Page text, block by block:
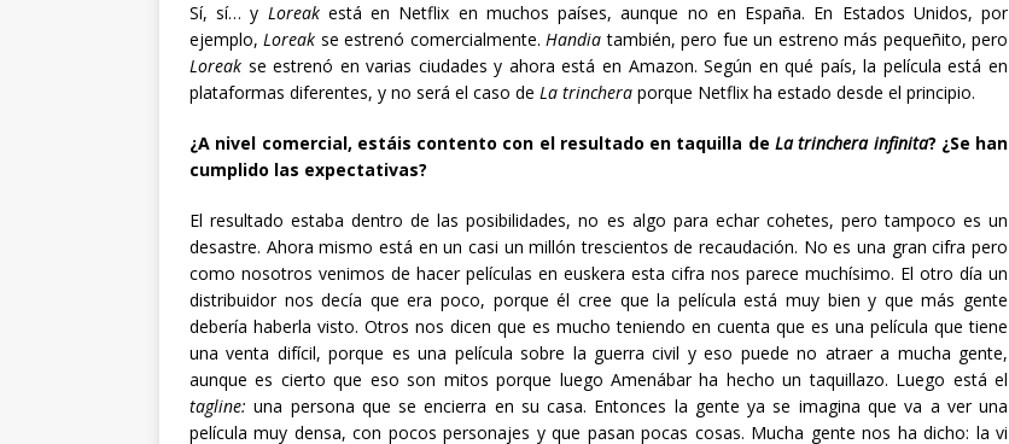
Sí, sí… y Loreakestá en Netflix en muchos países, aunque no en España. En Estados Unidos, por
ejemplo,Loreak se estrenó comercialmente.Handia también, pero fue un estreno más pequeñito, pero
Loreak se estrenó en varias ciudades y ahora está en Amazon. Según en qué país, la película está en
plataformas diferentes, y no será el caso de La trinchera porque Netflix ha estado desde el principio.
¿A nivel comercial, estáis contento con el resultado en taquilla de La trinchera infinita? ¿Se han
cumplido las expectativas?
El resultado estaba dentro de las posibilidades, no es algo para echar cohetes, pero tampoco es un
desastre. Ahora mismo está en un casi un millón trescientos de recaudación. No es una gran cifra pero
como nosotros venimos de hacer películas en euskera esta cifra nos parece muchísimo. El otro día un
distribuidor nos decía que era poco, porque él cree que la película está muy bien y que más gente
debería haberla visto. Otros nos dicen que es mucho teniendo en cuenta que es una película que tiene
una venta difícil, porque es una película sobre la guerra civil y eso puede no atraer a mucha gente,
aunque es cierto que eso son mitos porque luego Amenábar ha hecho un taquillazo. Luego está el
tagline:una persona que se encierra en su casa. Entonces la gente ya se imagina que va a ver una
película muy densa, con pocos personajes y que pasan pocas cosas. Mucha gente nos ha dicho: la vi